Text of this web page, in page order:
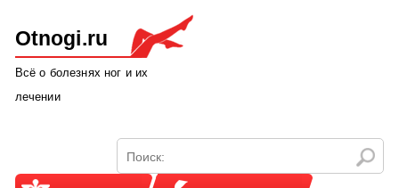
Otnogi.ru
Всё о болезнях ног и их
лечении